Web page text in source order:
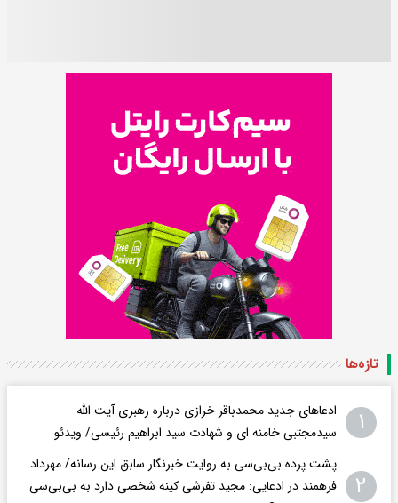
تازه‌ها
۱
ادعاهای جدید محمدباقر خرازی درباره رهبری آیت الله
سیدمجتبی خامنه ای و شهادت سید ابراهیم رئیسی/ ویدئو
۲
پشت پرده بی‌بی‌سی به روایت خبرنگار سابق این رسانه/ مهرداد
فرهمند در ادعایی: مجید تفرشی کینه شخصی دارد به بی‌بی‌سی